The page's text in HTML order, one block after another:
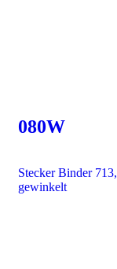
080W
Stecker Binder 713,
gewinkelt